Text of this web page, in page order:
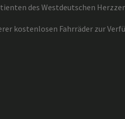
des Westdeutschen
kostenlosen Fahrräder zur